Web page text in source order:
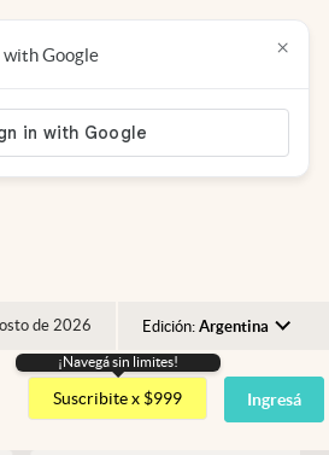
de 2026 Edición: Argentina
Argentina
España
¡Navegá sin limites!
Suscribite x $999 Ingresá
with Google ×